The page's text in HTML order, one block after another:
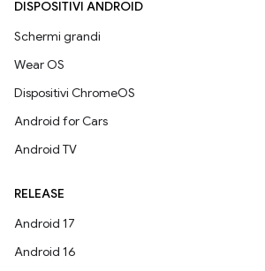
DISPOSITIVI ANDROID
Schermi grandi
Wear OS
Dispositivi ChromeOS
Android for Cars
Android TV
RELEASE
Android 17
Android 16